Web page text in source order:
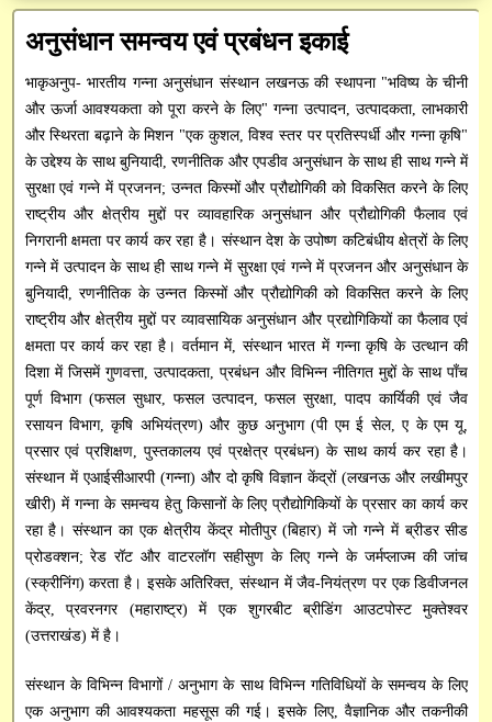
Institute Technology Management Unit
पुस्तकें / मैनुअल
रिसर्च फ्रेमवर्क दस्तावेज़
प्रशासनिक
ICAR-ERP
भाकृअनुप मेल
AEBAS
e-Office
GEM
cppp
HYPM
PMS
PFMS
SBI Online
Capacity Building
शोध सेवा
CeRA
SSCNARS
SAIF
प्रसार सेवा
mKisan
Krishi
KVK Network
Krishi Kosh
पेमेंट गेटवे
Unified eSupport System
सन्देश
परिपत्र
आवेदन पत्र
डाटाबेस
निर्देशिका
विभिन्न डाउनलोड
आरटीआई आधिकारी
सतर्कता अधिकारी
अनुसंधान समन्वय एवं प्रबंधन इकाई
भाकृअनुप- भारतीय गन्ना अनुसंधान संस्थान लखनऊ की स्थापना "भविष्य के चीनी
और ऊर्जा आवश्यकता को पूरा करने के लिए" गन्ना उत्पादन, उत्पादकता, लाभकारी
और स्थिरता बढ़ाने के मिशन "एक कुशल, विश्व स्तर पर प्रतिस्पर्धी और गन्ना कृषि"
के उद्देश्य के साथ बुनियादी, रणनीतिक और एपडीव अनुसंधान के साथ ही साथ गन्ने में
सुरक्षा एवं गन्ने में प्रजनन; उन्नत किस्मों और प्रौद्योगिकी को विकसित करने के लिए
राष्ट्रीय और क्षेत्रीय मुद्दों पर व्यावहारिक अनुसंधान और प्रौद्योगिकी फैलाव एवं
निगरानी क्षमता पर कार्य कर रहा है। संस्थान देश के उपोष्ण कटिबंधीय क्षेत्रों के लिए
गन्ने में उत्पादन के साथ ही साथ गन्ने में सुरक्षा एवं गन्ने में प्रजनन और अनुसंधान के
बुनियादी, रणनीतिक के उन्नत किस्मों और प्रौद्योगिकी को विकसित करने के लिए
राष्ट्रीय और क्षेत्रीय मुद्दों पर व्यावसायिक अनुसंधान और प्रद्योगिकियों का फैलाव एवं
क्षमता पर कार्य कर रहा है। वर्तमान में, संस्थान भारत में गन्ना कृषि के उत्थान की
दिशा में जिसमें गुणवत्ता, उत्पादकता, प्रबंधन और विभिन्न नीतिगत मुद्दों के साथ पाँच
पूर्ण विभाग (फसल सुधार, फसल उत्पादन, फसल सुरक्षा, पादप कार्यिकी एवं जैव
रसायन विभाग, कृषि अभियंत्रण) और कुछ अनुभाग (पी एम ई सेल, ए के एम यू,
प्रसार एवं प्रशिक्षण, पुस्तकालय एवं प्रक्षेत्र प्रबंधन) के साथ कार्य कर रहा है।
संस्थान में एआईसीआरपी (गन्ना) और दो कृषि विज्ञान केंद्रों (लखनऊ और लखीमपुर
खीरी) में गन्ना के समन्वय हेतु किसानों के लिए प्रौद्योगिकियों के प्रसार का कार्य कर
रहा है। संस्थान का एक क्षेत्रीय केंद्र मोतीपुर (बिहार) में जो गन्ने में ब्रीडर सीड
प्रोडक्शन; रेड रॉट और वाटरलॉग सहीसुण के लिए गन्ने के जर्मप्लाज्म की जांच
(स्क्रीनिंग) करता है। इसके अतिरिक्त, संस्थान में जैव-नियंत्रण पर एक डिवीजनल
केंद्र, प्रवरनगर (महाराष्ट्र) में एक शुगरबीट ब्रीडिंग आउटपोस्ट मुक्तेश्वर
(उत्तराखंड) में है।
संस्थान के विभिन्न विभागों / अनुभाग के साथ विभिन्न गतिविधियों के समन्वय के लिए
एक अनुभाग की आवश्यकता महसूस की गई। इसके लिए, वैज्ञानिक और तकनीकी